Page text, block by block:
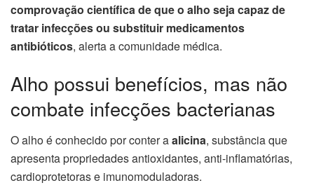
comprovação científica de que o alho seja capaz de
tratar infecções ou substituir medicamentos
antibióticos, alerta a comunidade médica.
Alho possui benefícios, mas não
combate infecções bacterianas
O alho é conhecido por conter aalicina, substância que
apresenta propriedades antioxidantes, anti-inflamatórias,
cardioprotetoras e imunomoduladoras.